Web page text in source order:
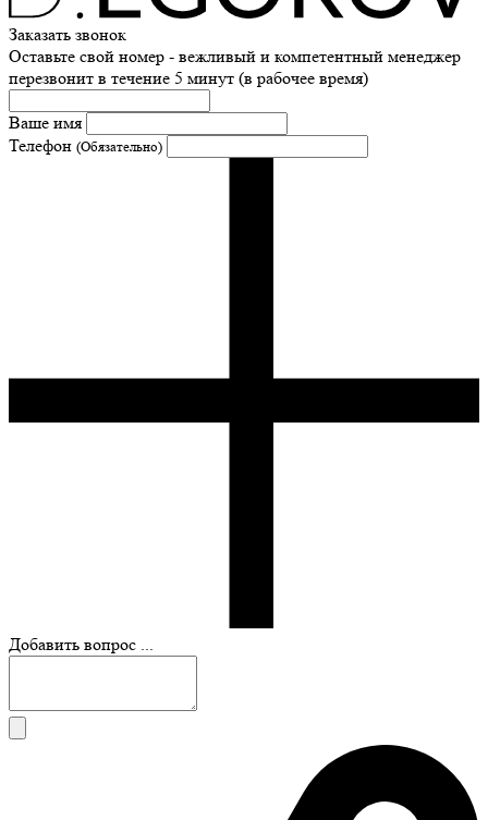
Заказать звонок
Оставьте свой номер - вежливый и компетентный менеджер
перезвонит в течение 5 минут (в рабочее время)
Ваше имя
Телефон (Обязательно)
Добавить вопрос ...